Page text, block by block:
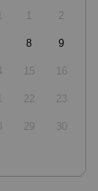
1 2
8 9
15 16
22 23
29 30